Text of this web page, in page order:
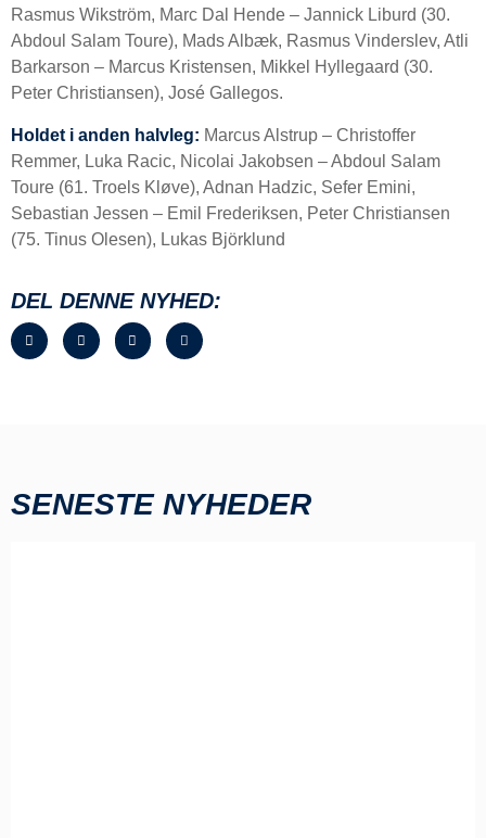
Rasmus Wikström, Marc Dal Hende – Jannick Liburd (30.
Abdoul Salam Toure), Mads Albæk, Rasmus Vinderslev, Atli
Barkarson – Marcus Kristensen, Mikkel Hyllegaard (30.
Peter Christiansen), José Gallegos.
Holdet i anden halvleg: Marcus Alstrup – Christoffer
Remmer, Luka Racic, Nicolai Jakobsen – Abdoul Salam
Toure (61. Troels Kløve), Adnan Hadzic, Sefer Emini,
Sebastian Jessen – Emil Frederiksen, Peter Christiansen
(75. Tinus Olesen), Lukas Björklund
DEL DENNE NYHED:
SENESTE NYHEDER